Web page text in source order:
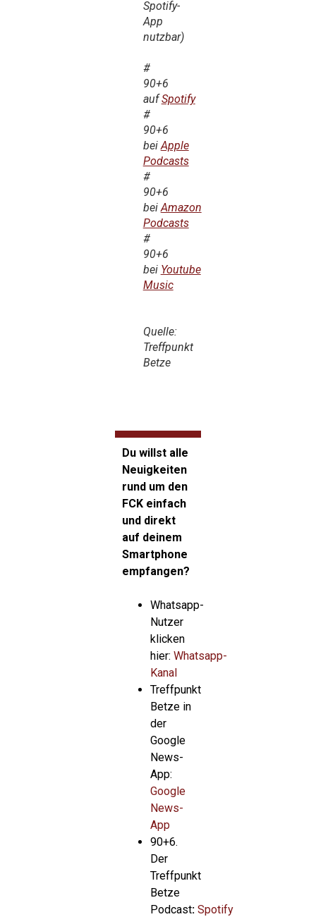
Spotify-
App
nutzbar)
#
90+6
auf Spotify
#
90+6
bei Apple
Podcasts
#
90+6
bei Amazon
Podcasts
#
90+6
bei Youtube
Music
Quelle:
Treffpunkt
Betze
Du willst alle
Neuigkeiten
rund um den
FCK einfach
und direkt
auf deinem
Smartphone
empfangen?
Whatsapp-
Nutzer
klicken
hier: Whatsapp-
Kanal
Treffpunkt
Betze in
der
Google
News-
App:
Google
News-
App
90+6.
Der
Treffpunkt
Betze
Podcast: Spotify